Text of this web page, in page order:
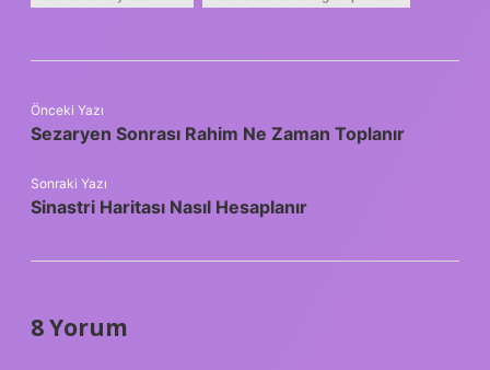
Önceki Yazı
Sezaryen Sonrası Rahim Ne Zaman Toplanır
Sonraki Yazı
Sinastri Haritası Nasıl Hesaplanır
8 Yorum